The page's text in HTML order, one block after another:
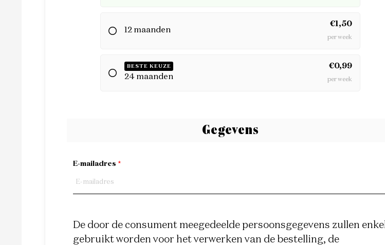
12 maanden
€1,50
per week
BESTE KEUZE
24 maanden
€0,99
per week
Gegevens
E-mailadres *
De door de consument meegedeelde persoonsgegevens zullen enkel
gebruikt worden voor het verwerken van de bestelling, de